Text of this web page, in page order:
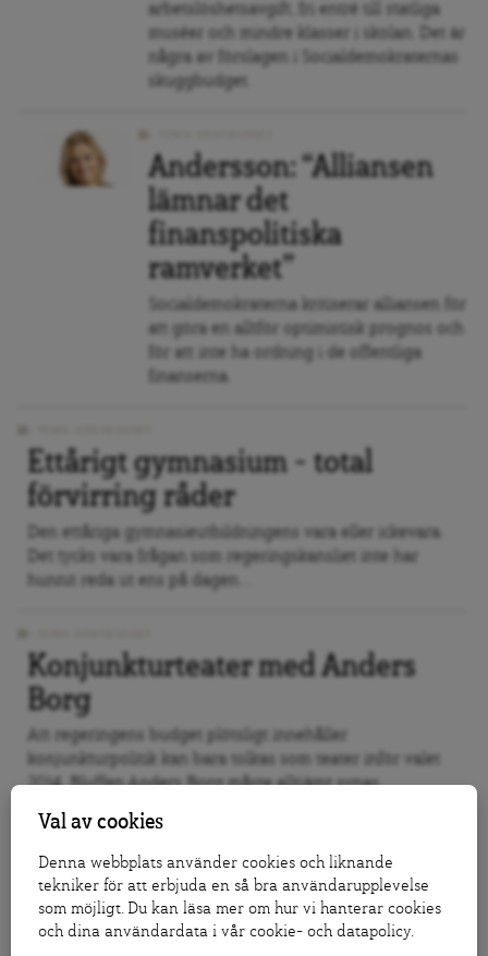
arbetslöshetsavgift, fri entré till statliga
muséer och mindre klasser i skolan. Det är
några av förslagen i Socialdemokraternas
skuggbudget.
Andersson: “Alliansen
lämnar det
finanspolitiska
ramverket”
Socialdemokraterna kritiserar alliansen för
att göra en alltför optimistisk prognos och
för att inte ha ordning i de offentliga
finanserna.
Ettårigt gymnasium – total
förvirring råder
Den ettåriga gymnasieutbildningens vara eller ickevara.
Det tycks vara frågan som regeringskansliet inte har
hunnit reda ut ens på dagen...
Konjunkturteater med Anders
Borg
Att regeringens budget plötsligt innehåller
konjunkturpolitik kan bara tolkas som teater inför valet
2014. Bluffen Anders Borg måste alltjämt synas.
PRO: Regeringens
sänkta pensionärsskatt
politisk kosmetika
Val av cookies
Denna webbplats använder cookies och liknande
tekniker för att erbjuda en så bra användarupplevelse
som möjligt. Du kan läsa mer om hur vi hanterar cookies
och dina användardata i vår cookie- och datapolicy.